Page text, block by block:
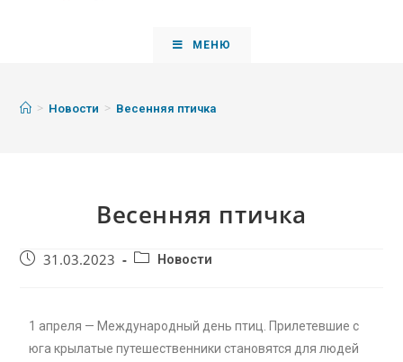
МЕНЮ
> Новости > Весенняя птичка
Весенняя птичка
31.03.2023 Новости
1 апреля — Международный день птиц. Прилетевшие с
юга крылатые путешественники становятся для людей